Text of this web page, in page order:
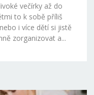
večírky až do
to k sobě příliš
i více dětí si jistě
zorganizovat a...